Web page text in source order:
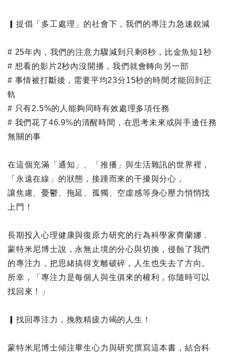
▎提倡「多工處理」的社會下，我們的專注力急速銳減
# 25年內，我們的注意力驟減到只剩8秒，比金魚短1秒
# 想看的影片2秒內沒開播，我們就會轉向另一部
# 事情被打斷後，需要平均23分15秒的時間才能回到正
軌
# 只有2.5%的人能夠同時有效處理多項任務
# 我們花了46.9%的清醒時間，在思考未來或與手邊任務
無關的事
在這個充滿「通知」、「推播」與生活雜訊的世界裡，
「永遠在線」的狀態，接踵而來的干擾與分心，
讓焦慮、憂鬱、拖延、孤獨、空虛感等身心壓力悄悄找
上門！
長期投入心理健康與復原力研究的行為科學家齊蘭娜．
蒙特米尼博士說，永無止境的分心與切換，侵蝕了我們
的專注力，把思緒搞得支離破碎，人生也失去了方向。
所幸，「專注力是每個人與生俱來的權利，你隨時可以
找回來！」
▎找回專注力，挽救精疲力竭的人生！
蒙特米尼博士傾注畢生心力與研究撰寫這本書，結合科